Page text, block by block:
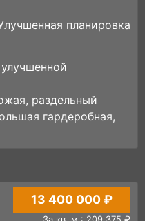
планировка
раздельный
гардеробная,
13 400 000 ₽